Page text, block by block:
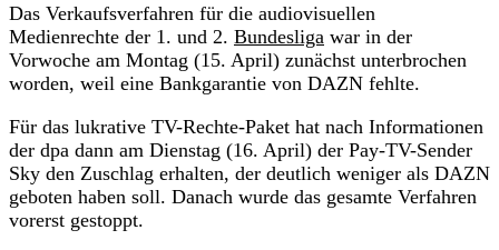
Das Verkaufsverfahren für die audiovisuellen
Medienrechte der 1. und 2. Bundesliga war in der
Vorwoche am Montag (15. April) zunächst unterbrochen
worden, weil eine Bankgarantie von DAZN fehlte.
Für das lukrative TV-Rechte-Paket hat nach Informationen
der dpa dann am Dienstag (16. April) der Pay-TV-Sender
Sky den Zuschlag erhalten, der deutlich weniger als DAZN
geboten haben soll. Danach wurde das gesamte Verfahren
vorerst gestoppt.